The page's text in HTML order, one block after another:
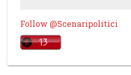
Follow @Scenaripolitici